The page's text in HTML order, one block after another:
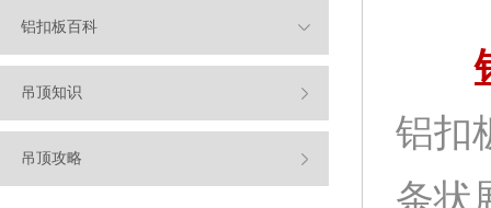
铝扣板百科
吊顶知识
吊顶攻略
铝扣
条状